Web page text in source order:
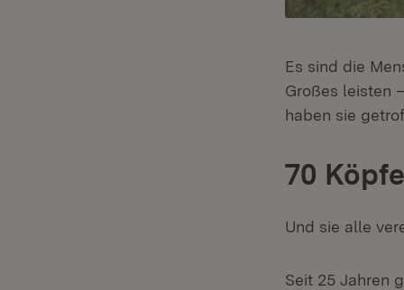
Es sind die
Großes leisten
haben sie
70
Und sie alle
Seit 25 Jahren